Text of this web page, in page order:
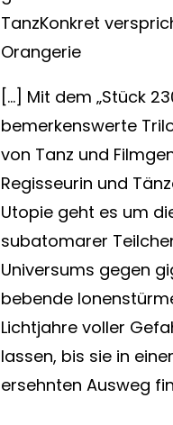
TanzKonkret
Orangerie
[…] Mit dem „Stück
bemerkenswerte
von Tanz und
Regisseurin und
Utopie geht es um
subatomarer
Universums gegen
bebende
Lichtjahre voller
lassen, bis sie in
ersehnten Ausweg